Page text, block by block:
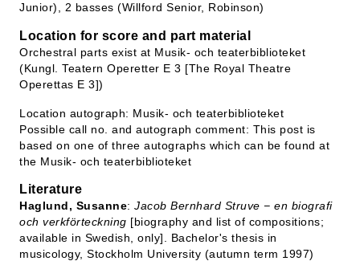
Junior), 2 basses (Willford Senior, Robinson)
Location for score and part material
Orchestral parts exist at Musik- och teaterbiblioteket
(Kungl. Teatern Operetter E 3 [The Royal Theatre
Operettas E 3])
Location autograph: Musik- och teaterbiblioteket
Possible call no. and autograph comment: This post is
based on one of three autographs which can be found at
the Musik- och teaterbiblioteket
Literature
Haglund, Susanne: Jacob Bernhard Struve − en biografi
och verkförteckning [biography and list of compositions;
available in Swedish, only]. Bachelor's thesis in
musicology, Stockholm University (autumn term 1997)